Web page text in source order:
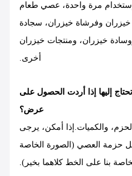
مرة واحدة، عصي طعام
وفرشاة خيزران، سجادة
ومنتجات خيزران
إذا أردت الحصول على
عرض؟
والكميات.إذا أمكن، يرجى
العصي (الصورة الخاصة
على الخط كلاهما بخير).